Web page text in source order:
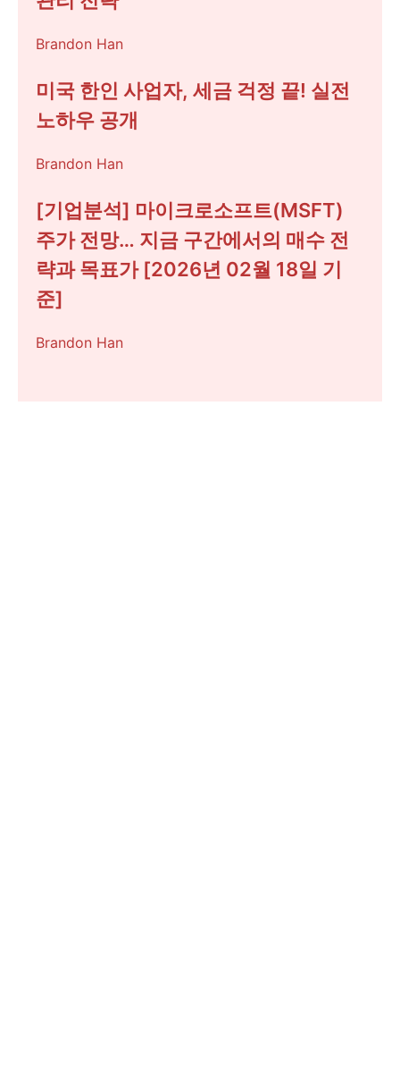
Brandon Han
미국 한인 사업자, 세금 걱정 끝! 실전
노하우 공개
Brandon Han
[기업분석] 마이크로소프트(MSFT)
주가 전망… 지금 구간에서의 매수 전
략과 목표가 [2026년 02월 18일 기
준]
Brandon Han